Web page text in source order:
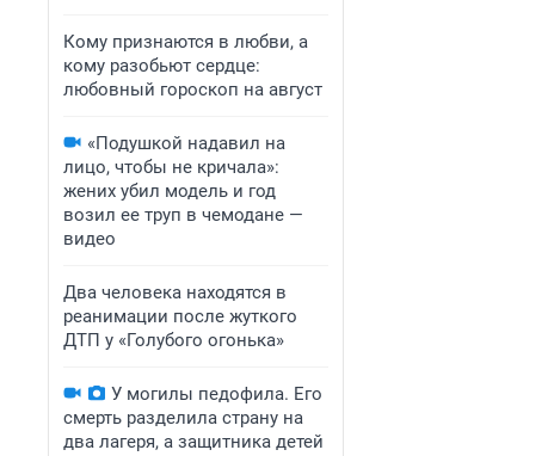
Кому признаются в любви, а
кому разобьют сердце:
любовный гороскоп на август
«Подушкой надавил на
лицо, чтобы не кричала»:
жених убил модель и год
возил ее труп в чемодане —
видео
Два человека находятся в
реанимации после жуткого
ДТП у «Голубого огонька»
У могилы педофила. Его
смерть разделила страну на
два лагеря, а защитника детей